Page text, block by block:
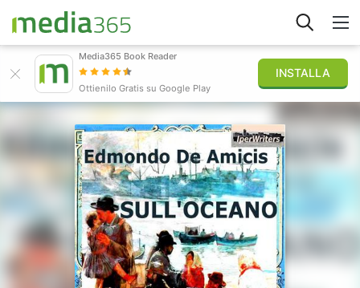
Accedi
Pubblica
Media365 Book Reader
Ottienilo Gratis su Google Play
INSTALLA